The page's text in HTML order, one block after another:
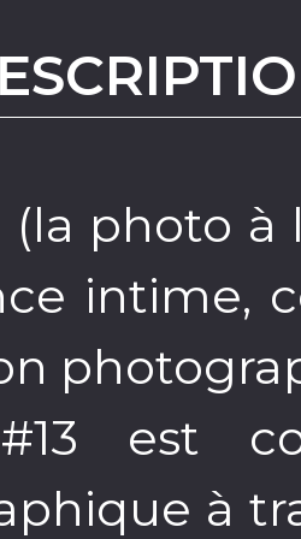
(la photo
intime,
est
à